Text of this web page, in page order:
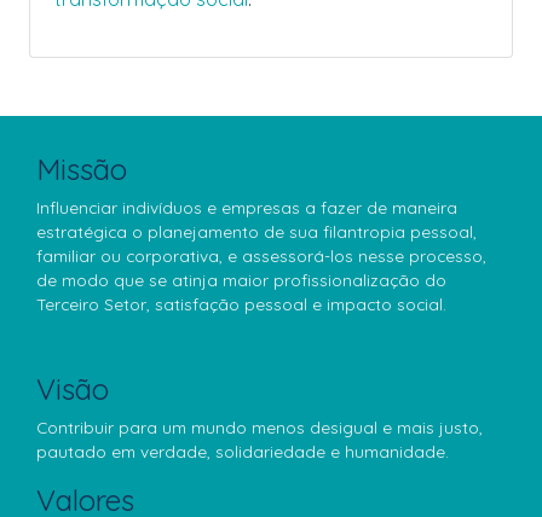
Missão
Influenciar indivíduos e empresas a fazer de maneira
estratégica o planejamento de sua filantropia pessoal,
familiar ou corporativa, e assessorá-los nesse processo,
de modo que se atinja maior profissionalização do
Terceiro Setor, satisfação pessoal e impacto social.
Visão
Contribuir para um mundo menos desigual e mais justo,
pautado em verdade, solidariedade e humanidade.
Valores